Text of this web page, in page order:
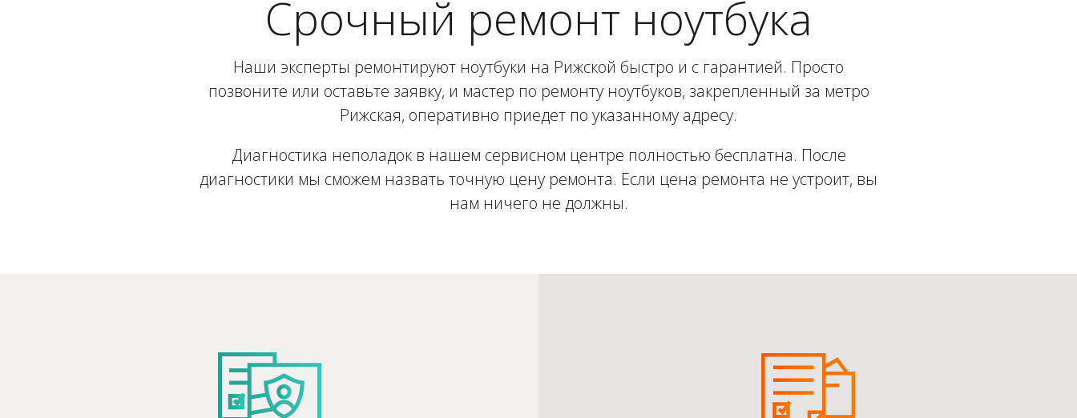
Срочный ремонт ноутбука
Наши эксперты ремонтируют ноутбуки на Рижской быстро и с гарантией. Просто
позвоните или оставьте заявку, и мастер по ремонту ноутбуков, закрепленный за метро
Рижская, оперативно приедет по указанному адресу.
Диагностика неполадок в нашем сервисном центре полностью бесплатна. После
диагностики мы сможем назвать точную цену ремонта. Если цена ремонта не устроит, вы
нам ничего не должны.